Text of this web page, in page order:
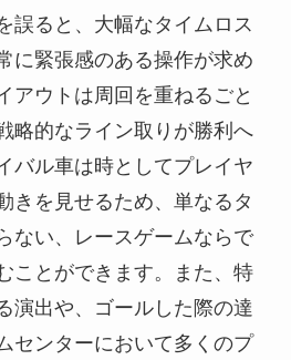
誤ると、大幅なタイムロス
に緊張感のある操作が求め
アウトは周回を重ねるごと
略的なライン取りが勝利へ
バル車は時としてプレイヤ
きを見せるため、単なるタ
ない、レースゲームならで
ことができます。また、特
演出や、ゴールした際の達
センターにおいて多くのプ